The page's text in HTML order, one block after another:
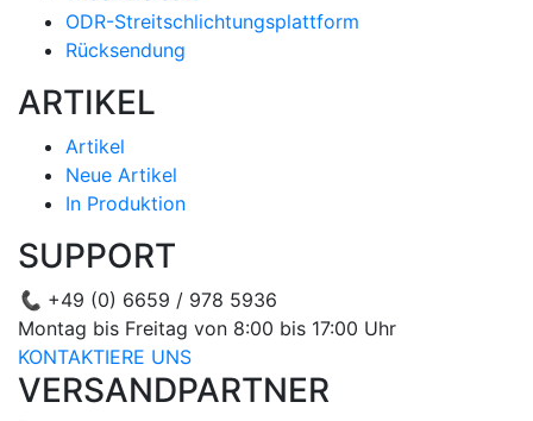
ODR-Streitschlichtungsplattform
Rücksendung
ARTIKEL
Artikel
Neue Artikel
In Produktion
SUPPORT
📞 +49 (0) 6659 / 978 5936
Montag bis Freitag von 8:00 bis 17:00 Uhr
KONTAKTIERE UNS
VERSANDPARTNER